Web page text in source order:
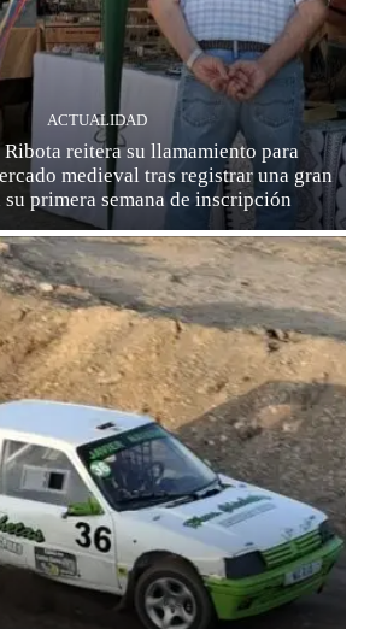
ACTUALIDAD
reitera su llamamiento para
medieval tras registrar una gran
su primera semana de inscripción